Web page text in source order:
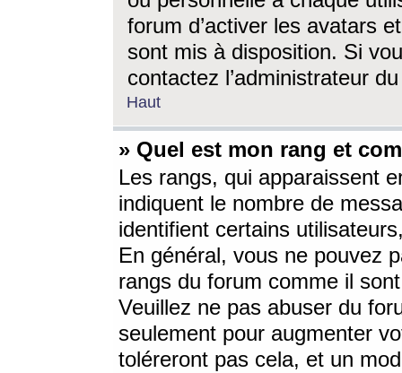
forum d’activer les avatars
sont mis à disposition. Si
contactez l’administrateur
Haut
» Quel est mon rang et
Les rangs, qui apparaissent
indiquent le nombre de
identifient certains
En général, vous ne pouvez
rangs du forum comme il
Veuillez ne pas abuser du
seulement pour augmenter
toléreront pas cela, et un